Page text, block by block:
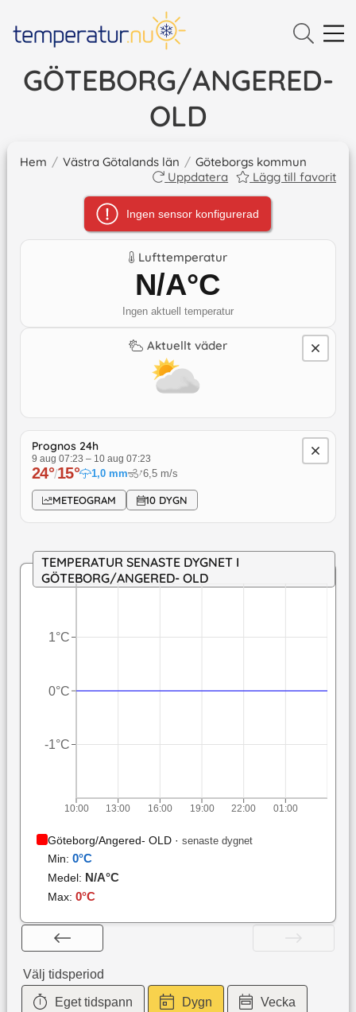
GÖTEBORG/ANGERED-
OLD
Hem / Västra Götalands län / Göteborgs kommun
Uppdatera
Lägg till favorit
Ingen sensor konfigurerad
Lufttemperatur
N/A°C
Ingen aktuell temperatur
Aktuellt väder
Prognos 24h
9 aug 07:23 – 10 aug 07:23
24°/15° 1,0 mm ↓6,5 m/s
METEOGRAM 10 DYGN
TEMPERATUR SENASTE DYGNET I
GÖTEBORG/ANGERED- OLD
10:00 13:00 16:00 19:00 22:00 01:00
-1°C
0°C
1°C
Göteborg/Angered- OLD· senaste dygnet
Min: 0°C
Medel: N/A°C
Max: 0°C
Välj tidsperiod
Eget tidspann Dygn Vecka